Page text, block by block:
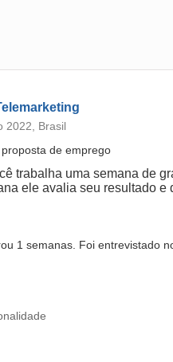
2022, Brasil
de emprego
trabalha uma semana de
ele avalia seu resultado e
1 semanas. Foi entrevistado